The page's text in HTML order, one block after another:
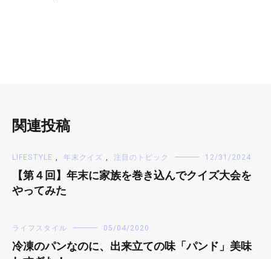
関連投稿
LIFESTYLE , 年末クイズ , 注目のトピック 12/31/2024
【第４回】年末に家族を巻き込んでクイズ大会を
やってみた
ライフスタイル 05/04/2020
冷凍のパンなのに、出来立ての味「パンド」美味